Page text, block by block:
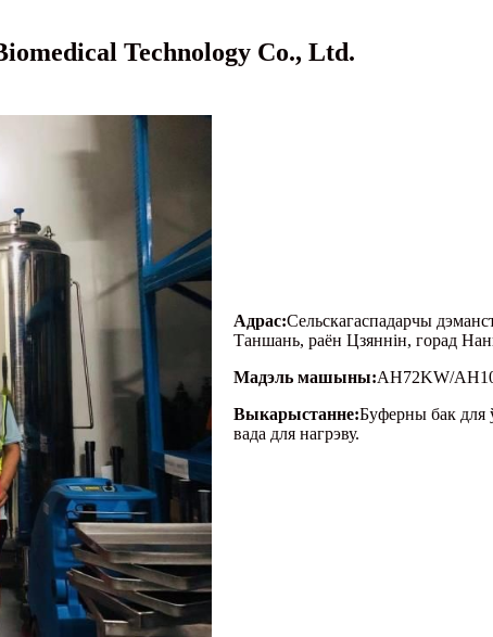
Technology Co., Ltd.
Адрас:Сельскагаспадарчы
Таншань, раён Цзяннін, горад
Мадэль машыны:AH72KW/
Выкарыстанне:Буферны бак для
вада для нагрэву.